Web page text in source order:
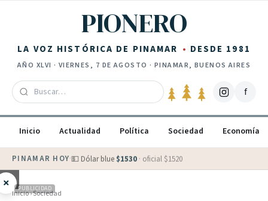
PIONERO
LA VOZ HISTÓRICA DE PINAMAR DESDE 1981
AÑO XLVI · VIERNES, 7 DE AGOSTO · PINAMAR, BUENOS AIRES
f
Inicio Actualidad Política Sociedad Economía
PINAMAR HOY·💵 Dólar blue $1530 · oficial $1520
× PUBLICIDAD
Inicio›Sociedad